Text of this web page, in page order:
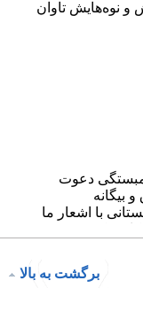
برگشت به بالا